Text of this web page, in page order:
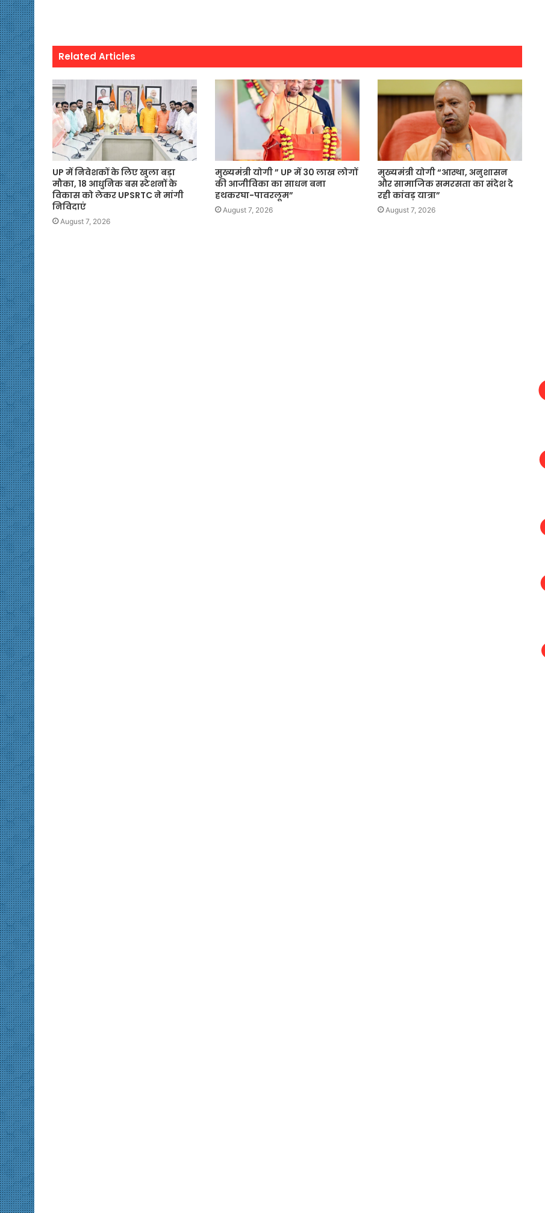
Related Articles
UP में निवेशकों के लिए खुला बड़ा
मौका, 18 आधुनिक बस स्टेशनों के
विकास को लेकर UPSRTC ने मांगी
निविदाएं
August 7, 2026
मुख्यमंत्री योगी ” UP में 30 लाख लोगों
की आजीविका का साधन बना
हथकरघा-पावरलूम”
August 7, 2026
मुख्यमंत्री योगी “आस्था, अनुशासन
और सामाजिक समरसता का संदेश दे
रही कांवड़ यात्रा”
August 7, 2026